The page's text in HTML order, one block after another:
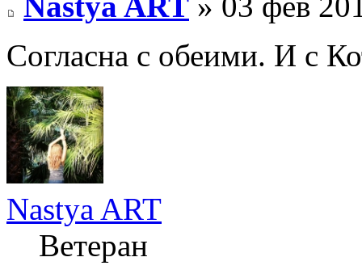
Согласна с обеими. И с
Nastya ART
Ветеран